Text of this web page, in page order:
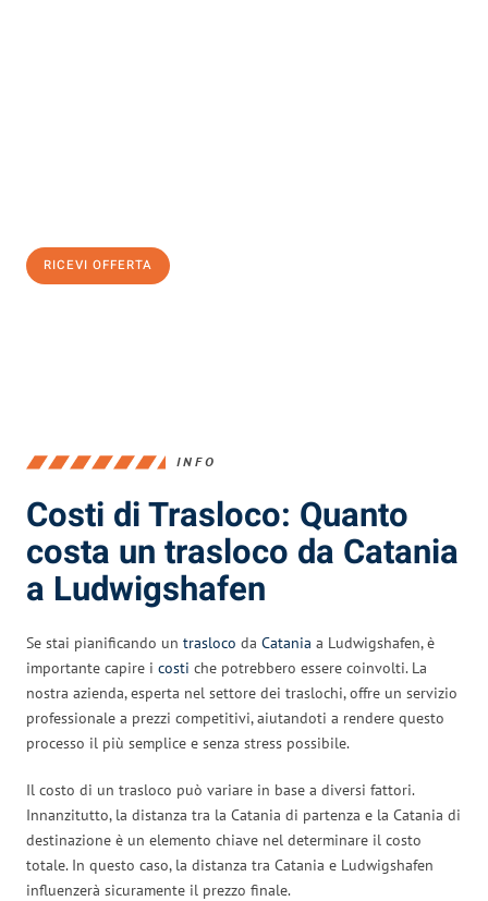
RICEVI OFFERTA
INFO
Costi di Trasloco: Quanto
costa un trasloco da Catania
a Ludwigshafen
Se stai pianificando un trasloco da Catania a Ludwigshafen, è
importante capire i costi che potrebbero essere coinvolti. La
nostra azienda, esperta nel settore dei traslochi, offre un servizio
professionale a prezzi competitivi, aiutandoti a rendere questo
processo il più semplice e senza stress possibile.
Il costo di un trasloco può variare in base a diversi fattori.
Innanzitutto, la distanza tra la Catania di partenza e la Catania di
destinazione è un elemento chiave nel determinare il costo
totale. In questo caso, la distanza tra Catania e Ludwigshafen
influenzerà sicuramente il prezzo finale.